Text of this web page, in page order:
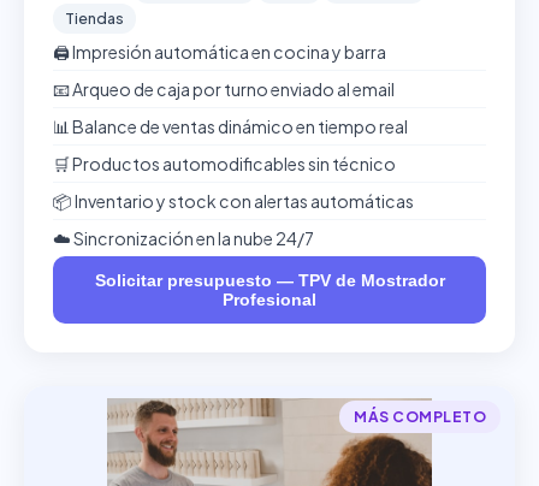
Tiendas
🖨️ Impresión automática en cocina y barra
📧 Arqueo de caja por turno enviado al email
📊 Balance de ventas dinámico en tiempo real
🛒 Productos automodificables sin técnico
📦 Inventario y stock con alertas automáticas
☁️ Sincronización en la nube 24/7
Solicitar presupuesto — TPV de Mostrador
Profesional
MÁS COMPLETO